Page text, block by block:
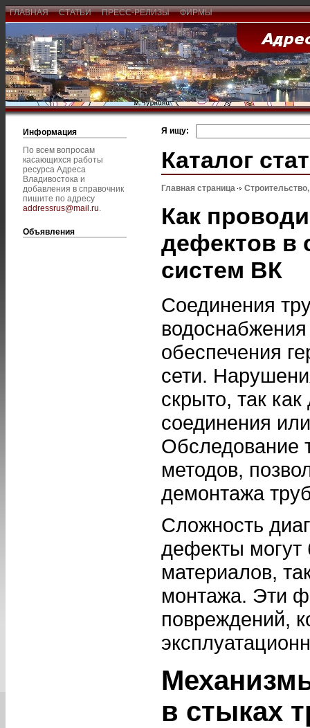
ГЛАВНАЯ СТАТЬИ ПРЕСС-РЕЛИЗЫ ФИРМЫ
Информация
По всем вопросам
касающихся работы
ресурса Адреса
Владивостока и
добавления в справочник
пишите по адресу
addressrus@mail.ru.
Объявления
Я ищу:
Каталог
Главная страница
Как
дефектов в
систем ВК
Соединения
обеспечения
сети.
скрыто, так
соединения
Обследование
методов,
демонтажа
Сложность
дефекты могут
материалов,
монтажа. Эти
повреждений,
в стыках